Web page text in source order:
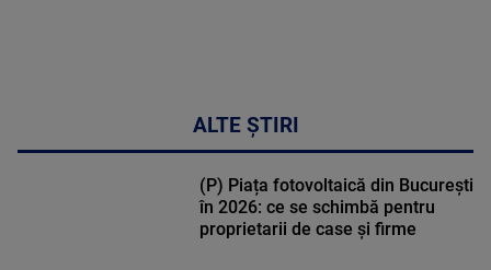
ALTE ȘTIRI
(P) Piața fotovoltaică din București
în 2026: ce se schimbă pentru
proprietarii de case și firme